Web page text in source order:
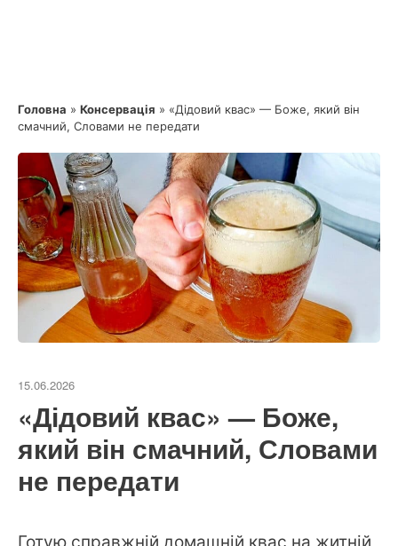
Головна » Консервація » «Дідовий квас» — Боже, який він
смачний, Словами не передати
15.06.2026
«Дідовий квас» — Боже,
який він смачний, Словами
не передати